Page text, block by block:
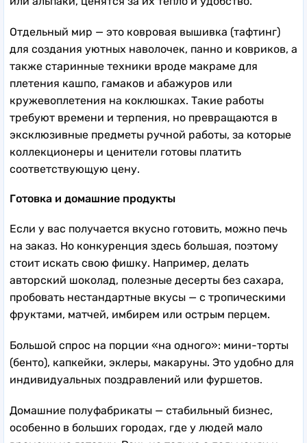
Отдельный мир — это ковровая вышивка (тафтинг)
для создания уютных наволочек, панно и ковриков, а
также старинные техники вроде макраме для
плетения кашпо, гамаков и абажуров или
кружевоплетения на коклюшках. Такие работы
требуют времени и терпения, но превращаются в
эксклюзивные предметы ручной работы, за которые
коллекционеры и ценители готовы платить
соответствующую цену.
Готовка и домашние продукты
Если у вас получается вкусно готовить, можно печь
на заказ. Но конкуренция здесь большая, поэтому
стоит искать свою фишку. Например, делать
авторский шоколад, полезные десерты без сахара,
пробовать нестандартные вкусы — с тропическими
фруктами, матчей, имбирем или острым перцем.
Большой спрос на порции «на одного»: мини-торты
(бенто), капкейки, эклеры, макаруны. Это удобно для
индивидуальных поздравлений или фуршетов.
Домашние полуфабрикаты — стабильный бизнес,
особенно в больших городах, где у людей мало